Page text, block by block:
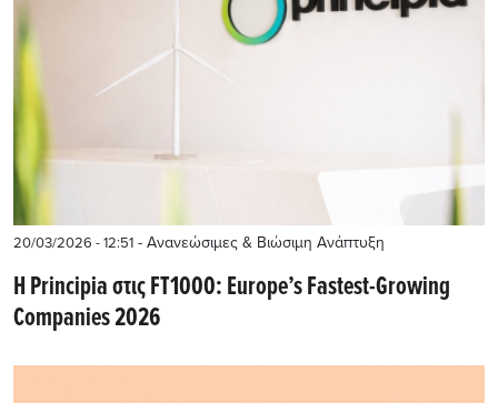
20/03/2026 - 12:51 - Ανανεώσιμες & Βιώσιμη Ανάπτυξη
Η Principia στις FT1000: Europe’s Fastest-Growing
Companies 2026